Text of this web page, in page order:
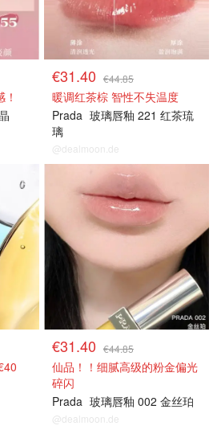
€31.40 €44.85
暖调红茶棕 智性不失温度
Prada 玻璃唇釉 221 红茶琉
璃
@dealmoon.de
€31.40 €44.85
仙品！！细腻高级的粉金偏光
碎闪
Prada 玻璃唇釉 002 金丝珀
@dealmoon.de